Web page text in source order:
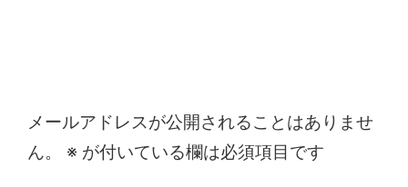
メールアドレスが公開されることはありませ
ん。
※ が付いている欄は必須項目です